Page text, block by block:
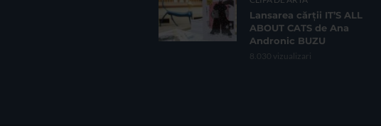
Lansarea cărții IT’S ALL
ABOUT CATS de Ana
Andronic BUZU
8.030 vizualizari